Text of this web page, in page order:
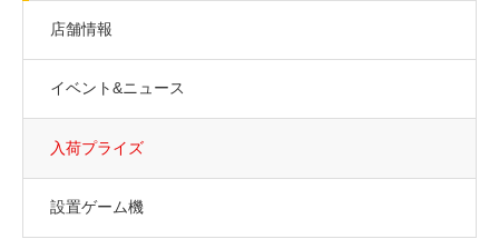
店舗情報
イベント&ニュース
入荷プライズ
設置ゲーム機